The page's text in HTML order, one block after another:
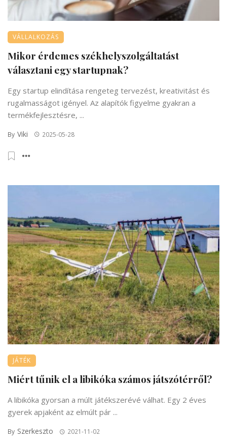
VÁLLALKOZÁS
Mikor érdemes székhelyszolgáltatást
választani egy startupnak?
Egy startup elindítása rengeteg tervezést, kreativitást és
rugalmasságot igényel. Az alapítók figyelme gyakran a
termékfejlesztésre, ...
By Viki 2025-05-28
JÁTÉK
Miért tűnik el a libikóka számos játszótérről?
A libikóka gyorsan a múlt játékszerévé válhat. Egy 2 éves
gyerek apjaként az elmúlt pár ...
By Szerkeszto 2021-11-02